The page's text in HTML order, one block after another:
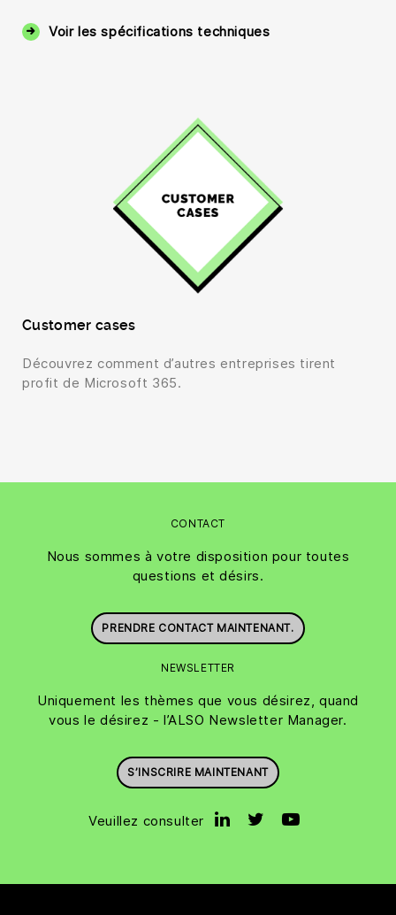
Voir les spécifications techniques
Customer cases
Découvrez comment d’autres entreprises tirent
profit de Microsoft 365.
CONTACT
Nous sommes à votre disposition pour toutes
questions et désirs.
PRENDRE CONTACT MAINTENANT.
NEWSLETTER
Uniquement les thèmes que vous désirez, quand
vous le désirez - l’ALSO Newsletter Manager.
S’INSCRIRE MAINTENANT
Veuillez consulter